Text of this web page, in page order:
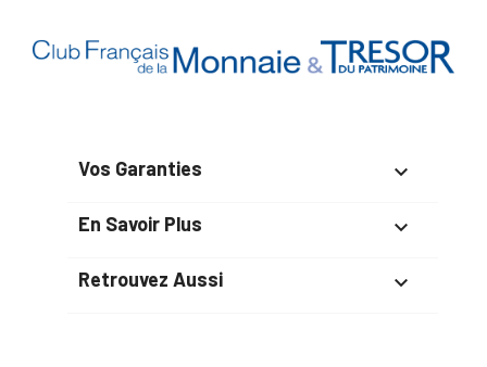
Vos Garanties 
En Savoir Plus 
Retrouvez Aussi 